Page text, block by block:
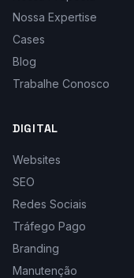
Nossa Expertise
Cases
Blog
Trabalhe Conosco
DIGITAL
Websites
SEO
Redes Sociais
Tráfego Pago
Branding
Manutenção